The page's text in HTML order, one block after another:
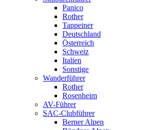
Panico
Rother
Tappeiner
Deutschland
Österreich
Schweiz
Italien
Sonstige
Wanderführer
Rother
Rosenheim
AV-Führer
SAC-Clubführer
Berner Alpen